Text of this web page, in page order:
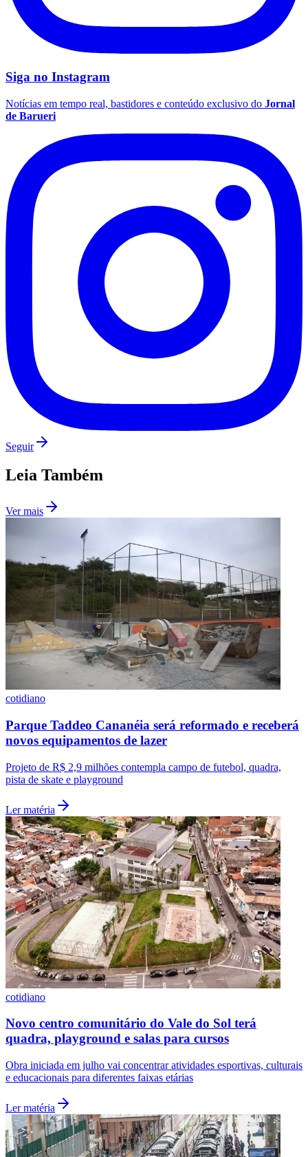
Flamengo
Vasco
Siga no Instagram
Notícias em tempo real, bastidores e conteúdo exclusivo do Jornal
de Barueri
Seguir
Leia Também
Ver mais
cotidiano
Parque Taddeo Cananéia será reformado e receberá
novos equipamentos de lazer
Projeto de R$ 2,9 milhões contempla campo de futebol, quadra,
pista de skate e playground
Ler matéria
cotidiano
Novo centro comunitário do Vale do Sol terá
quadra, playground e salas para cursos
Obra iniciada em julho vai concentrar atividades esportivas, culturais
e educacionais para diferentes faixas etárias
Ler matéria